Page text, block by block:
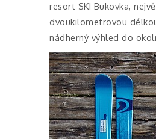
resort SKI Bukovka,
dvoukilometrovou
nádherný výhled do